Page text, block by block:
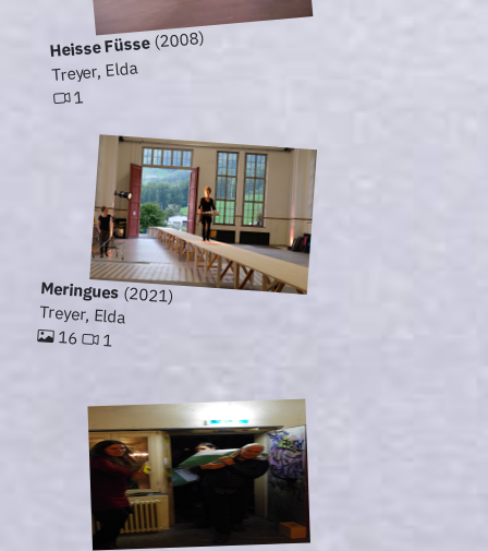
Heisse Füsse(2008)
Treyer, Elda
1
Meringues(2021)
Treyer, Elda
16 1